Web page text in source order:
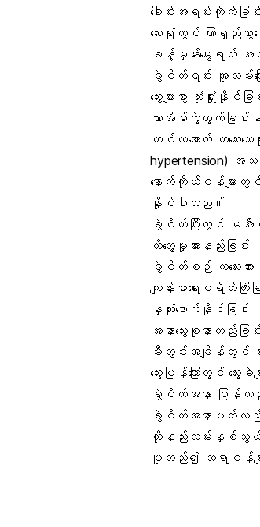
ခေါင်းအရမ်းကိုက်ခြ
ဆေးရုံတွင် ကြာရှည်စွာ
ခန့်မှန်းမွေးရက် အတွက်
ခွဲစိတ်ရင်း အူလမ်းက
သွေးများစွာ ဆုံးရှုံးနိုင်ခြ
သားအိမ်ကွဲထွက်ခြင်းနှ
တစ်လအောက် ကလေးသေဆုံ
hypertension) အသက်ရှူ
နောက်ကိုယ်ဝန်များတွ
နိုင်ပါသည။်
ခွဲစိတ်ပြီးတွင် မအီမ
ထိတွေ့မှုအားနည်းခြင်း
ခွဲစိတ်စဉ် ကလေးအာ
ကျန်းမာရေးစရိတ်ကြီးခ
နှလုံးဖောက်နိုင်ခြင်း
အနာသွေးစုနာတည်ခြင်
မီးတွင်းအချိန်တွင်
သွေးပြန်ကြောတွင် သွေးခဲမ
ခွဲစိတ်အနာ ပြန်
ခွဲစိတ်အနာပတ်လည်
ထိုနည်းလမ်းနှစ်သွယ်တွင်
မူတည်၍ ဆရာဝန်မျာ